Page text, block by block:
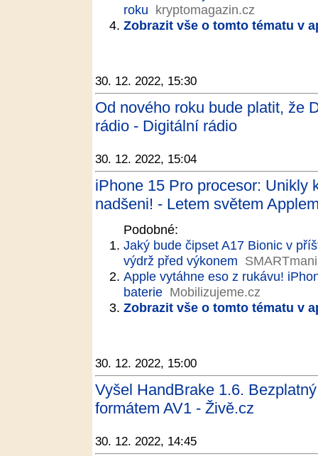
roku kryptomagazin.cz
Zobrazit vše o tomto tématu v
30. 12. 2022, 15:30
Od nového roku bude platit, že
rádio - Digitální rádio
30. 12. 2022, 15:04
iPhone 15 Pro procesor: Unikly
nadšeni! - Letem světem
Podobné:
Jaký bude čipset A17 Bionic v
výdrž před výkonem
Apple vytáhne eso z rukávu!
baterie Mobilizujeme.cz
Zobrazit vše o tomto tématu v
30. 12. 2022, 15:00
Vyšel HandBrake 1.6.
formátem AV1 - Živě.cz
30. 12. 2022, 14:45